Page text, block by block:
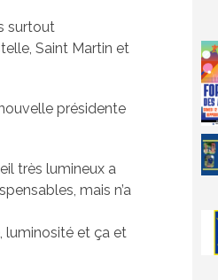
surtout
Saint Martin et
présidente
très lumineux a
mais n’a
luminosité et ça et